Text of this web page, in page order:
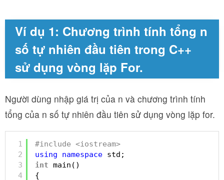
Ví dụ 1: Chương trình tính tổng n
số tự nhiên đầu tiên trong C++
sử dụng vòng lặp For.
Người dùng nhập giá trị của n và chương trình tính
tổng của n số tự nhiên đầu tiên sử dụng vòng lặp for.
1
2
3
4
#include <iostream>
using
namespace std;
int main()
{